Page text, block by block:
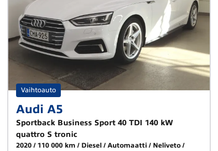
Vaihtoauto
Audi A5
Sportback Business Sport 40 TDI 140 kW
quattro S tronic
2020 110 000 km Diesel Automaatti
Neliveto